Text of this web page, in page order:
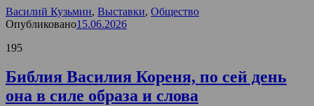
Василий Кузьмин, Выставки, Общество
Опубликовано15.06.2026
195
Библия Василия Кореня, по сей день
она в силе образа и слова